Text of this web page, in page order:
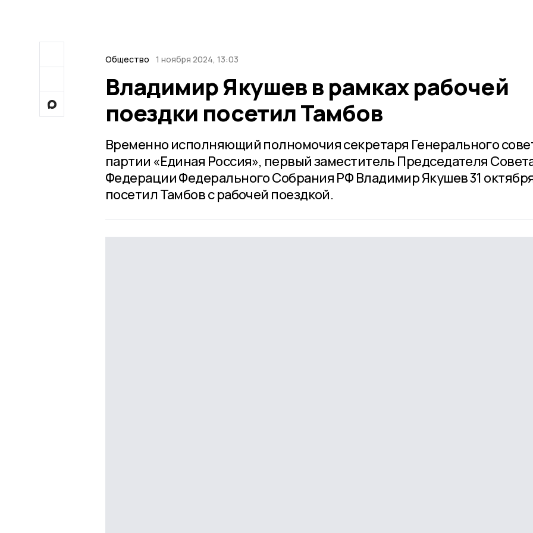
Общество 1 ноября 2024, 13:03
Владимир Якушев в рамках рабочей
поездки посетил Тамбов
Временно исполняющий полномочия секретаря Генерального
партии «Единая Россия», первый заместитель Председателя
Федерации Федерального Собрания РФ Владимир Якушев 31
посетил Тамбов с рабочей поездкой.